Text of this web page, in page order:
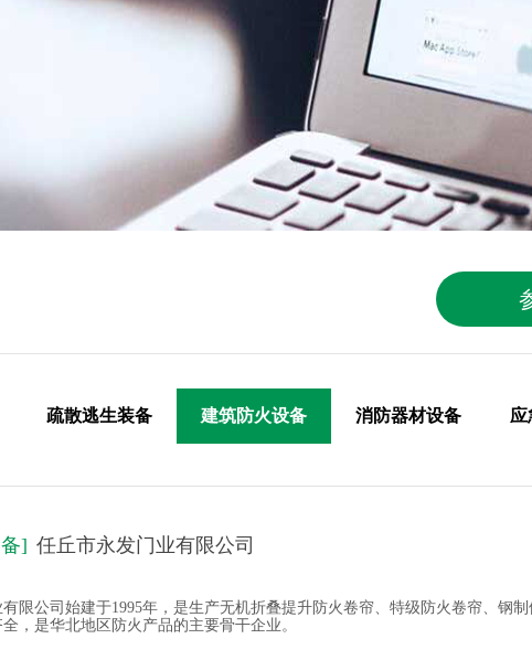
疏散逃生装备 建筑防火设备 消防器材设备 应
] 任丘市永发门业有限公司
限公司始建于1995年，是生产无机折叠提升防火卷帘、特级防火卷帘、钢
，是华北地区防火产品的主要骨干企业。